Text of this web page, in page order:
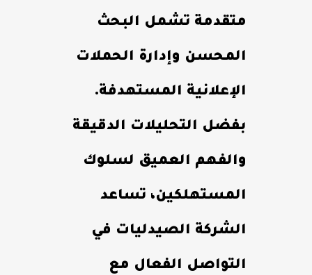
متقدمة تشمل البحث
المحسن وإدارة الحملات
الإعلانية المستهدفة.
بفضل التحليلات الدقيقة
والفهم العميق لسلوك
المستهلكين، تساعد
الشركة الصيدليات في
التواصل الفعال مع